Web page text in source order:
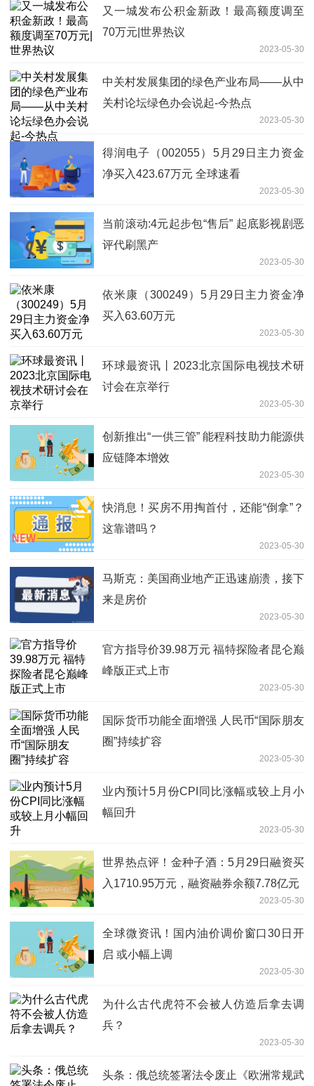
又一城发布公积金新政！最高额度调至
70万元|世界热议
2023-05-30
中关村发展集团的绿色产业布局——从中
关村论坛绿色办会说起-今热点
2023-05-30
得润电子（002055）5月29日主力资金
净买入423.67万元 全球速看
2023-05-30
当前滚动:4元起步包“售后” 起底影视剧恶
评代刷黑产
2023-05-30
依米康（300249）5月29日主力资金净
买入63.60万元
2023-05-30
环球最资讯丨2023北京国际电视技术研
讨会在京举行
2023-05-30
创新推出“一供三管” 能程科技助力能源供
应链降本增效
2023-05-30
快消息！买房不用掏首付，还能“倒拿”？
这靠谱吗？
2023-05-30
马斯克：美国商业地产正迅速崩溃，接下
来是房价
2023-05-30
官方指导价39.98万元 福特探险者昆仑巅
峰版正式上市
2023-05-30
国际货币功能全面增强 人民币“国际朋友
圈”持续扩容
2023-05-30
业内预计5月份CPI同比涨幅或较上月小
幅回升
2023-05-30
世界热点评！金种子酒：5月29日融资买
入1710.95万元，融资融券余额7.78亿元
2023-05-30
全球微资讯！国内油价调价窗口30日开
启 或小幅上调
2023-05-30
为什么古代虎符不会被人仿造后拿去调
兵？
2023-05-30
头条：俄总统签署法令废止《欧洲常规武